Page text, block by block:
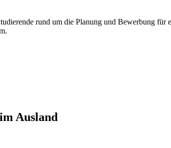
rund um die Planung und Bewerbung für
Ausland